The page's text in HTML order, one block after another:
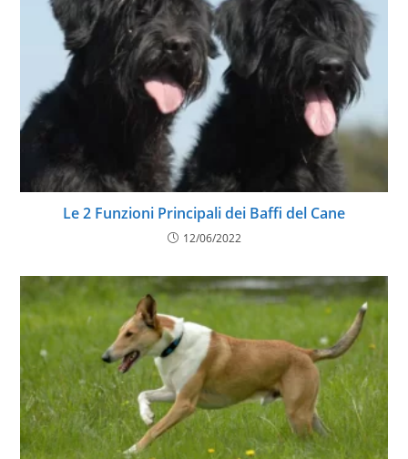
Le 2 Funzioni Principali dei Baffi del Cane
12/06/2022